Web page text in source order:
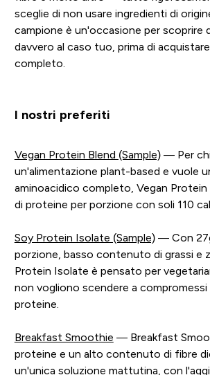
sceglie di non usare ingredienti di
campione è un'occasione per scoprire
davvero al caso tuo, prima di
completo.
I nostri preferiti
Vegan Protein Blend (Sample)— Per
un'alimentazione plant-based e vuole
aminoacidico completo, Vegan
di proteine per porzione con soli 110
Soy Protein Isolate (Sample)— Con
porzione, basso contenuto di grassi e
Protein Isolate è pensato per
non vogliono scendere a compromessi
proteine.
Breakfast Smoothie — Breakfast
proteine e un alto contenuto di fibre
un'unica soluzione mattutina, con